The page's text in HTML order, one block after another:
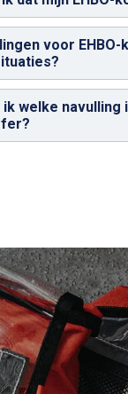
voor
welke navulling